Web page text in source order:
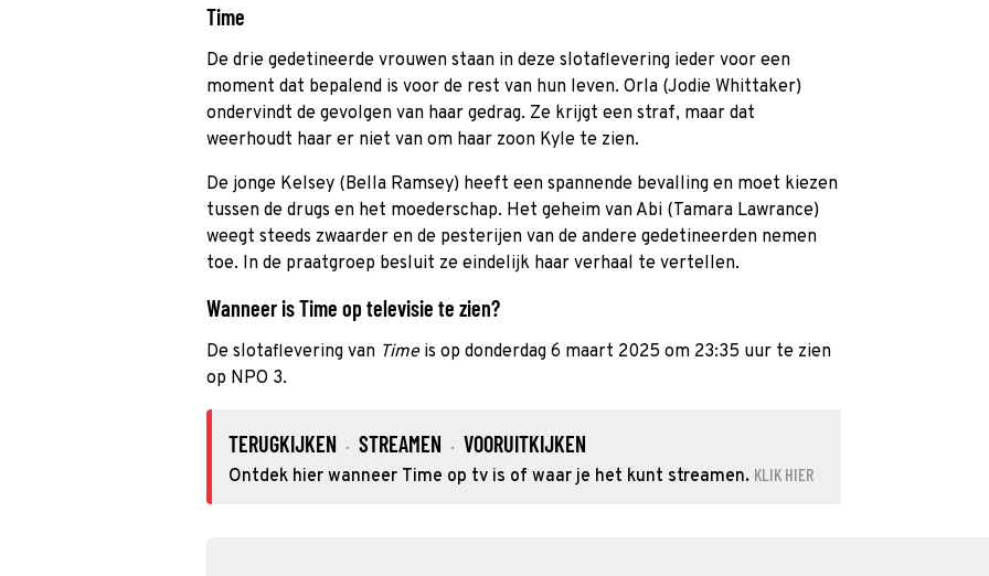
Time
De drie gedetineerde vrouwen staan in deze slotaflevering ieder voor een
moment dat bepalend is voor de rest van hun leven. Orla (Jodie Whittaker)
ondervindt de gevolgen van haar gedrag. Ze krijgt een straf, maar dat
weerhoudt haar er niet van om haar zoon Kyle te zien.
De jonge Kelsey (Bella Ramsey) heeft een spannende bevalling en moet kiezen
tussen de drugs en het moederschap. Het geheim van Abi (Tamara Lawrance)
weegt steeds zwaarder en de pesterijen van de andere gedetineerden nemen
toe. In de praatgroep besluit ze eindelijk haar verhaal te vertellen.
Wanneer is Time op televisie te zien?
De slotaflevering van Timeis op donderdag 6 maart 2025 om 23:35 uur te zien
op NPO 3.
TERUGKIJKEN · STREAMEN · VOORUITKIJKEN
Ontdek hier wanneer Time op tv is of waar je het kunt streamen. KLIK HIER